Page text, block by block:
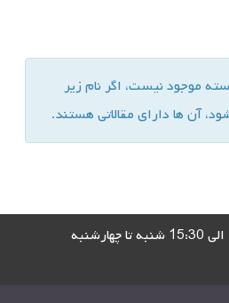
موجود نیست، اگر نام زیر
آن ها دارای مقالاتی هستند.